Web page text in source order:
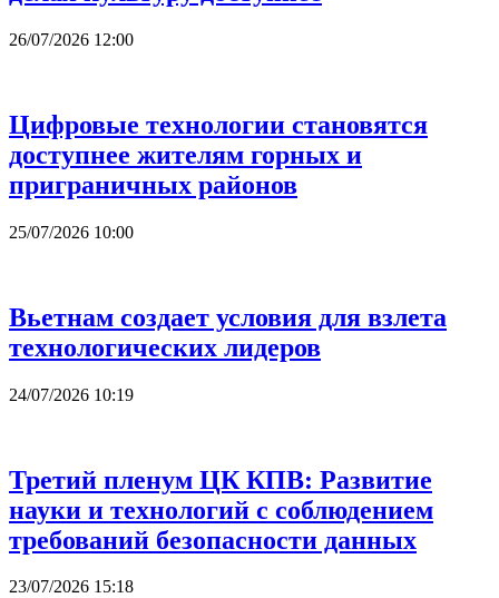
26/07/2026 12:00
Цифровые технологии становятся
доступнее жителям горных и
приграничных районов
25/07/2026 10:00
Вьетнам создает условия для взлета
технологических лидеров
24/07/2026 10:19
Третий пленум ЦК КПВ: Развитие
науки и технологий с соблюдением
требований безопасности данных
23/07/2026 15:18